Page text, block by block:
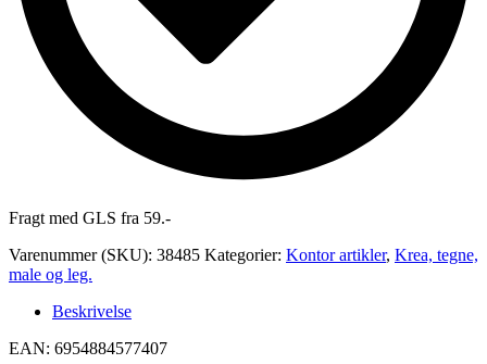
Fragt med GLS fra 59.-
Varenummer (SKU): 38485 Kategorier: Kontor artikler, Krea, tegne,
male og leg.
Beskrivelse
EAN: 6954884577407